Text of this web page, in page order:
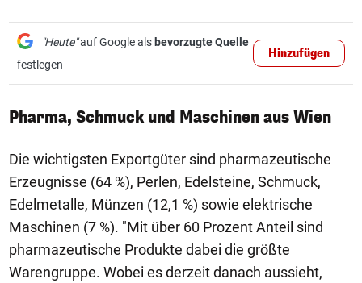
"Heute"auf Google als bevorzugte Quelle
festlegen
Hinzufügen
Pharma, Schmuck und Maschinen aus Wien
Die wichtigsten Exportgüter sind pharmazeutische
Erzeugnisse (64 %), Perlen, Edelsteine, Schmuck,
Edelmetalle, Münzen (12,1 %) sowie elektrische
Maschinen (7 %). "Mit über 60 Prozent Anteil sind
pharmazeutische Produkte dabei die größte
Warengruppe. Wobei es derzeit danach aussieht,